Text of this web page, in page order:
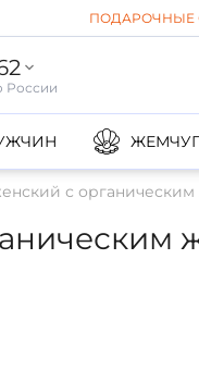
ПОДАРОЧНЫЕ
ЖЕМЧУГ
с